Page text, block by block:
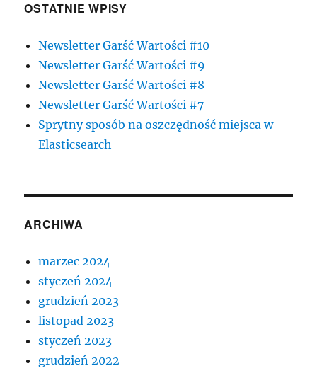
OSTATNIE WPISY
Newsletter Garść Wartości #10
Newsletter Garść Wartości #9
Newsletter Garść Wartości #8
Newsletter Garść Wartości #7
Sprytny sposób na oszczędność miejsca w
Elasticsearch
ARCHIWA
marzec 2024
styczeń 2024
grudzień 2023
listopad 2023
styczeń 2023
grudzień 2022